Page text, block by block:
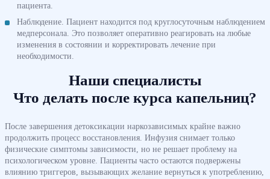
пациента.
Наблюдение. Пациент находится под круглосуточным наблюдением
медперсонала. Это позволяет оперативно реагировать на любые
изменения в состоянии и корректировать лечение при
необходимости.
Наши специалисты
Что делать после курса капельниц?
После завершения детоксикации наркозависимых крайне важно
продолжить процесс восстановления. Инфузия снимает только
физические симптомы зависимости, но не решает проблему на
психологическом уровне. Пациенты часто остаются подвержены
влиянию триггеров, вызывающих желание вернуться к употреблению,